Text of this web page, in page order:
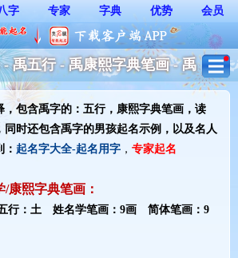
字 专家 字典 优势 会员
禹五行 - 禹康熙字典笔画 - 禹
用字解释 - 男孩起名
，包含禹字的：五行，康熙字典笔画，读
同时还包含禹字的男孩起名示例，以及名人
起名字大全-起名用字 ， 专家起名
康熙字典笔画：
：土 姓名学笔画：9画 简体笔画：9